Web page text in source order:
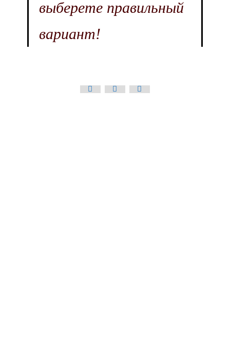
выберете правильный
вариант!